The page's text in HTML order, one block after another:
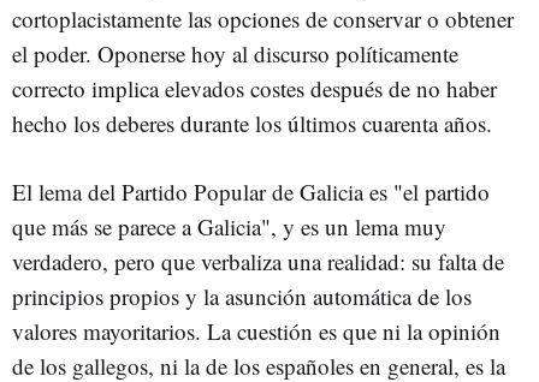
cortoplacistamente las opciones de conservar o obtener
el poder. Oponerse hoy al discurso políticamente
correcto implica elevados costes después de no haber
hecho los deberes durante los últimos cuarenta años.
El lema del Partido Popular de Galicia es "el partido
que más se parece a Galicia", y es un lema muy
verdadero, pero que verbaliza una realidad: su falta de
principios propios y la asunción automática de los
valores mayoritarios. La cuestión es que ni la opinión
de los gallegos, ni la de los españoles en general, es la